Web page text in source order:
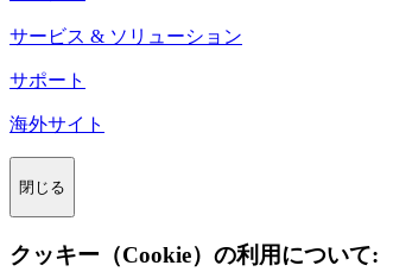
サービス & ソリューション
サポート
海外サイト
閉じる
クッキー（Cookie）の利用について: